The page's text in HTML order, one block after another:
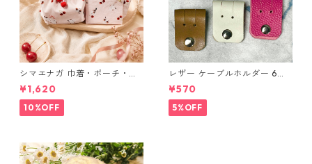
シマエナガ 巾着・ポーチ・ミ
ニポーチ(カード収納にも) ３
点セット さくらんぼ柄×淡いピ
ンク
¥1,620
10%OFF
レザー ケーブルホルダー 6個
セット
¥570
5%OFF